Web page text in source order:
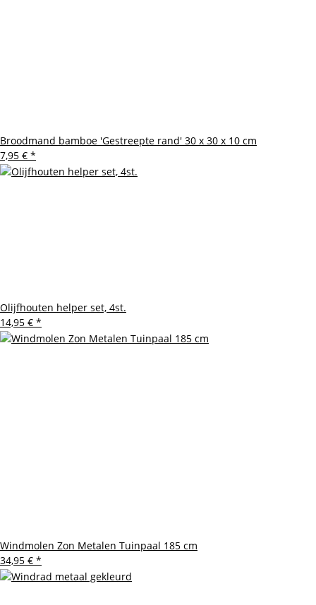
Broodmand bamboe 'Gestreepte rand' 30 x 30 x 10 cm
7,95 € *
Olijfhouten helper set, 4st.
14,95 € *
Windmolen Zon Metalen Tuinpaal 185 cm
34,95 € *